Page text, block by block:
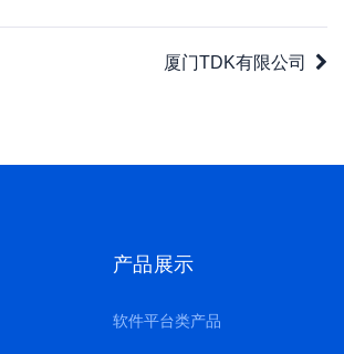
厦门TDK有限公司
产品展示
软件平台类产品